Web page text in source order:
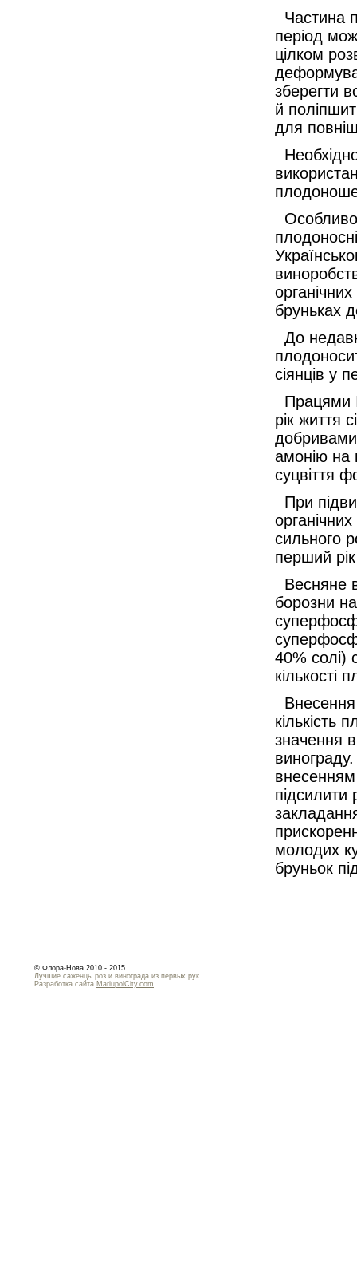
Частина
період
цілком
зберегти
й
для
Особливо
бруньках
До
сіянців у
Працями
рік життя
амонію на
суцвіття
При
сильного
перший
Весняне
борозни
40% солі)
кількості
Внесення
кількість
значення
підсилити
молодих
бруньок
© Флора-Нова 2010 - 2015
Лучшие саженцы роз и винограда из первых рук
Разработка сайта MariupolCity.com